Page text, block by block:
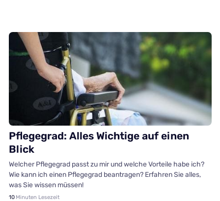
Finanzen
Pflegegrad: Alles Wichtige auf einen
Blick
Welcher Pflegegrad passt zu mir und welche Vorteile habe ich?
Wie kann ich einen Pflegegrad beantragen? Erfahren Sie alles,
was Sie wissen müssen!
10 Minuten Lesezeit